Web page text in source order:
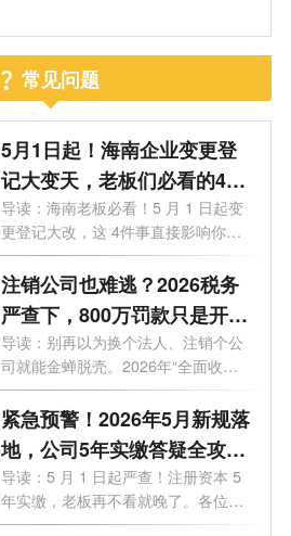
常见问题
5月1日起！海南企业变更登
记大变天，老板们必看的4个
关键影响
导读：海南老板必看！5 月 1 日起变
更登记大改，这 4件事直接影响你的
钱袋...
注销公司也难逃？2026税务
严查下，800万罚款只是开
始！老板们的最后自救指南
导读：别再以为换个法人、注销个公
司就能金蝉脱壳。2026年“全面收割
期”...
紧急预警！2026年5月新规落
地，公司5年实缴答疑全攻
略，老板必看避坑
导读：5 月 1 日起严查！注册资本 5
年实缴，老板再不看就晚了。各位老
板、...